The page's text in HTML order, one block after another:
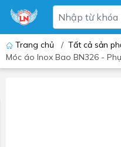
Trang chủ / Tất cả sản
Móc áo Inox Bao BN326 -